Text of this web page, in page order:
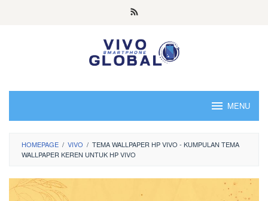
MENU
HOMEPAGE / VIVO / TEMA WALLPAPER HP VIVO - KUMPULAN TEMA
WALLPAPER KEREN UNTUK HP VIVO